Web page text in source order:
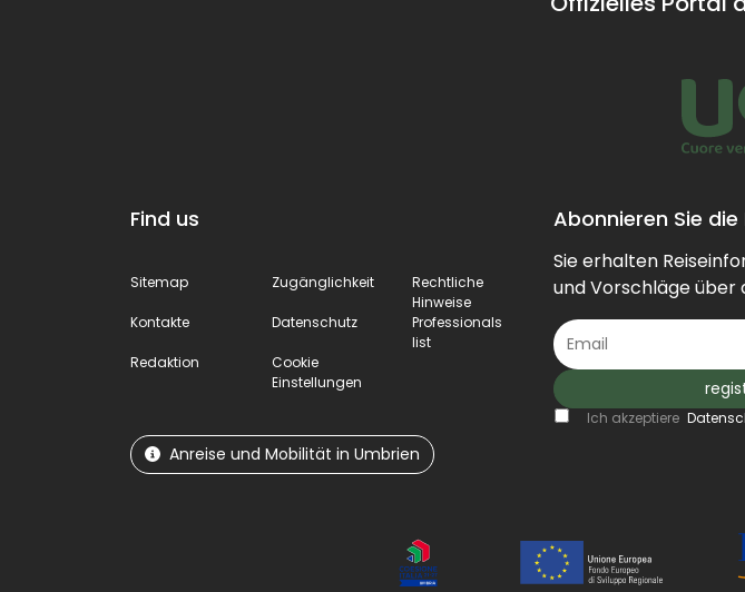
Find us
Sitemap Zugänglichkeit
Rechtliche
Hinweise
Kontakte
Datenschutz
Professionals
list
Redaktion
Cookie
Einstellungen
Anreise und Mobilität in Umbrien
Abonnieren Sie
Sie erhalten
und Vorschläge über
Ich akzeptiere